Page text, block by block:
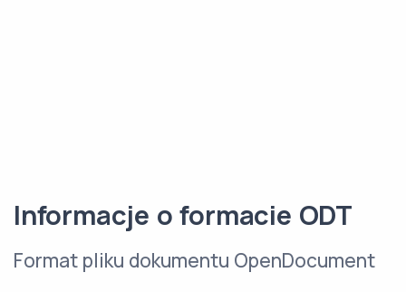
Informacje o formacie ODT
Format pliku dokumentu OpenDocument